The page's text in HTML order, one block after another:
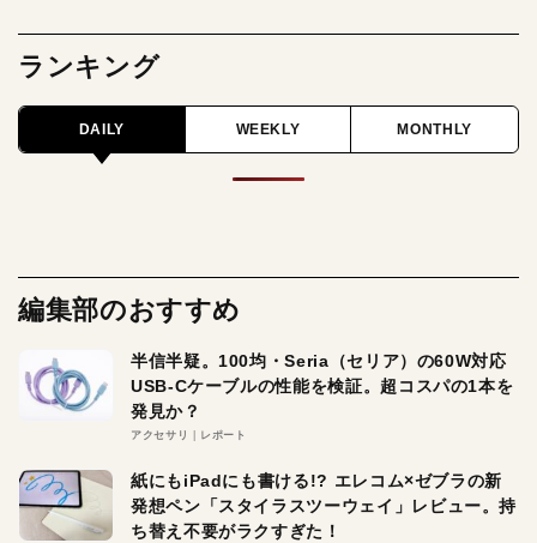
ランキング
DAILY WEEKLY MONTHLY
編集部のおすすめ
半信半疑。100均・Seria（セリア）の60W対応
USB-Cケーブルの性能を検証。超コスパの1本を
発見か？
アクセサリ レポート
紙にもiPadにも書ける!? エレコム×ゼブラの新
発想ペン「スタイラスツーウェイ」レビュー。持
ち替え不要がラクすぎた！